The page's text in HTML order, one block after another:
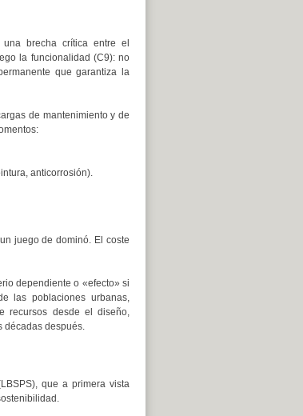
brecha crítica entre el
la funcionalidad (C9): no
que garantiza la
de mantenimiento y de
anticorrosión).
juego de dominó. El coste
dependiente o «efecto» si
las poblaciones urbanas,
recursos desde el diseño,
después.
que a primera vista